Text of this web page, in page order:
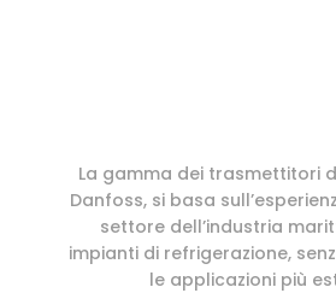
La gamma dei trasmettitori
Danfoss, si basa
settore dell’industria
impianti di refrigerazione,
le applicazioni più